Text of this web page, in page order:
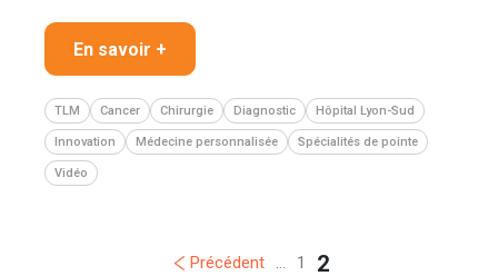
En savoir +
TLM Cancer Chirurgie Diagnostic Hôpital Lyon-Sud
Innovation Médecine personnalisée Spécialités de pointe
Vidéo
Précédent ... 1 2